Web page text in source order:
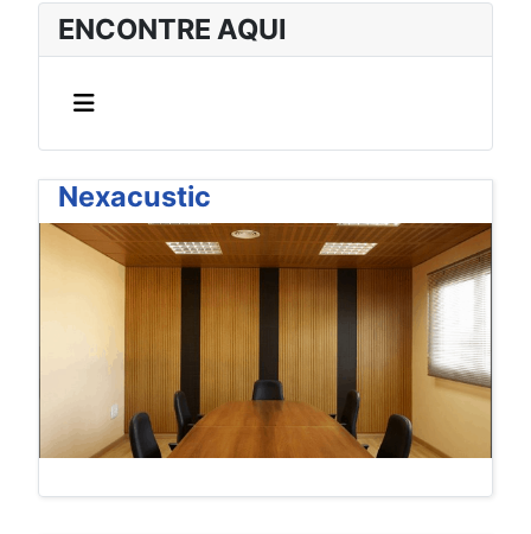
ENCONTRE AQUI
Nexacustic